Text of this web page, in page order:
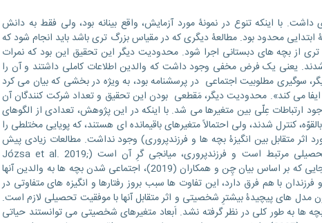
با اینکه تنوع در نمونۀ مورد آزمایش، واقع بینانه بود، ولی فقط به دانش
محدود بود. مطالعۀ دیگری که در مقیاس بزرگ تری باشد باید انجام شود که
از بچه های دبستانی اجرا شود. محدودیت دیگر این تحقیق این بود که نمرات
یعنی یک فرض مخفی وجود داشت که والدین اطلاعات کاملی داشتند و آن را
سوگیری مطلوبیت اجتماعی در پرسشنامه بود، به ویژه در بخشی که بیان می کرد
می کند». محدودیت دیگر، مَقطعی بودن این تحقیق و تعداد شرکت کنندگان آن
ارتباطات عِلّی بین متغیرها می شد. با اینکه در این پژوهش، تعدادی از الگوهای
کنترل شدند، ولی احتمالاً متغیرهای باقیمانده ای هستند، که پویایی مختلطی را
اثر متقابل بین انگیزۀ بچه ها و فرزندپروری) وجود نداشت. مطالعات زیادی پیش
گویی کرده اند که انگیزه، با موفقیت تحصیلی مرتبط است و فرزندپروری، میانجی گرِ آن است (Józsa et al. 2019;
Gonzalez and Wolters 2006). از آنجایی که بر اساس بیان چِن و همکاران (2019)، اجتماعی شدن بچه ها به والدین آنها
با هم فرق دارد، این تفاوت ها سبب بروز رفتارها و انگیزه های متفاوتی در
مدل های پیچیدۀ بیشترِ شخصیتی و اثر متقابل آنها با موفقیت تحصیلی لازم است.
به طور کلی در نظر گرفته نشد. اَبعاد متغیرهای شخصیتی می توانستند حیاتی